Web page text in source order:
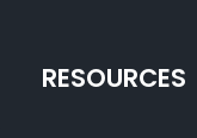
RESOURCES